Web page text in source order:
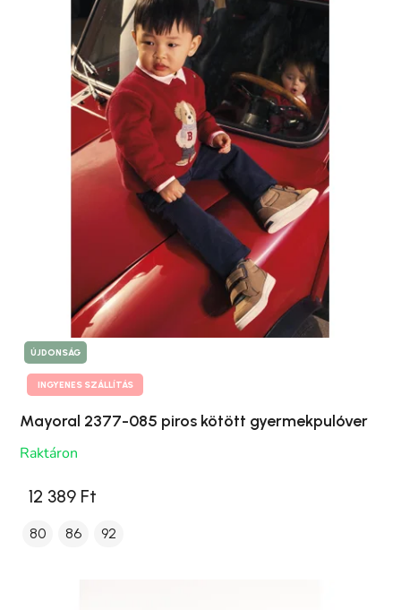
ÚJDONSÁG
INGYENES SZÁLLÍTÁS
Mayoral 2377-085 piros kötött gyermekpulóver
Raktáron
12 389 Ft
80 86 92